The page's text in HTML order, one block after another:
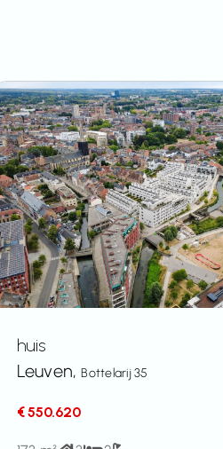
huis
Leuven,Bottelarij 35
€ 550.620